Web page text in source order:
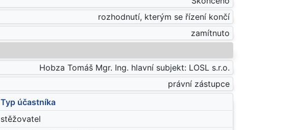
rozhodnutí, kterým se řízení končí
zamítnuto
Hobza Tomáš Mgr. Ing. hlavní subjekt: LOSL s.r.o.
právní zástupce
Typ účastníka
stěžovatel